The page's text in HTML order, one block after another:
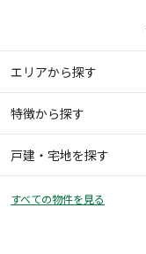
エリアから探す
特徴から探す
戸建・宅地を探す
すべての物件を見る